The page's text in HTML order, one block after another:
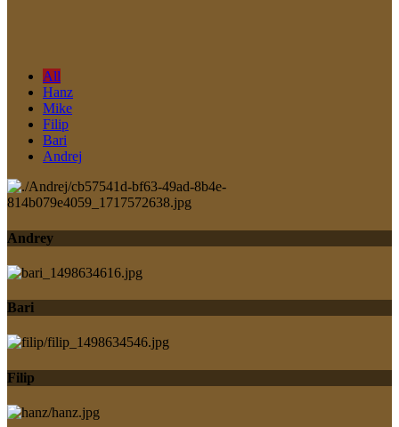
All
Hanz
Mike
Filip
Bari
Andrej
Andrey
Bari
Filip